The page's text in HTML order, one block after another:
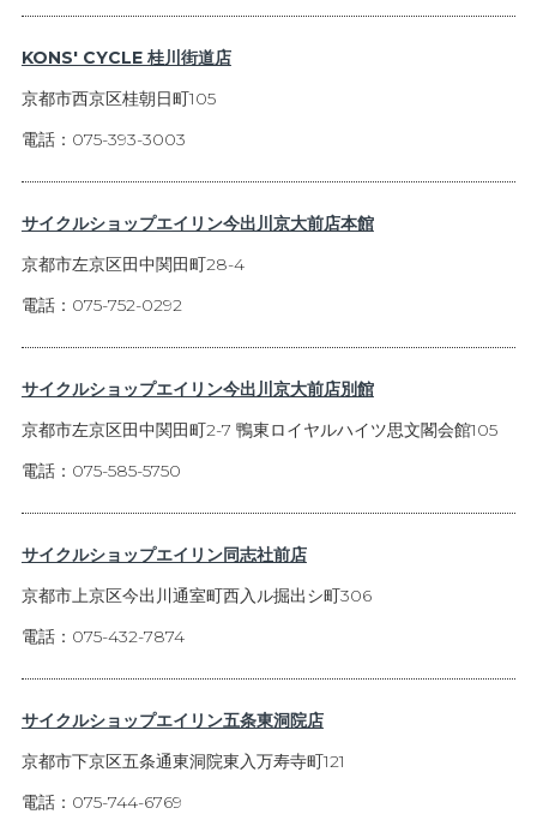
KONS' CYCLE 桂川街道店
京都市西京区桂朝日町105
電話：075-393-3003
サイクルショップエイリン今出川京大前店本館
京都市左京区田中関田町28-4
電話：075-752-0292
サイクルショップエイリン今出川京大前店別館
京都市左京区田中関田町2-7 鴨東ロイヤルハイツ思文閣会館105
電話：075-585-5750
サイクルショップエイリン同志社前店
京都市上京区今出川通室町西入ル掘出シ町306
電話：075-432-7874
サイクルショップエイリン五条東洞院店
京都市下京区五条通東洞院東入万寿寺町121
電話：075-744-6769